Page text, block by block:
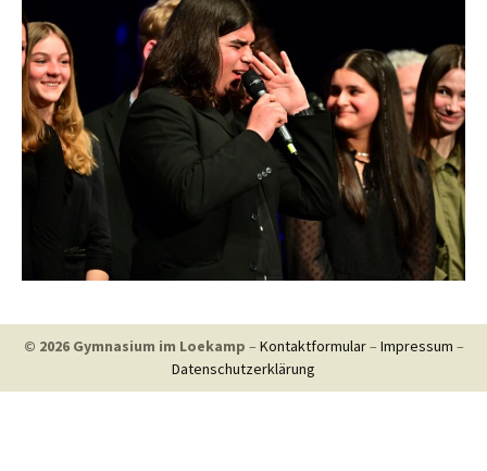
© 2026 Gymnasium im Loekamp – Kontaktformular– Impressum –
Datenschutzerklärung